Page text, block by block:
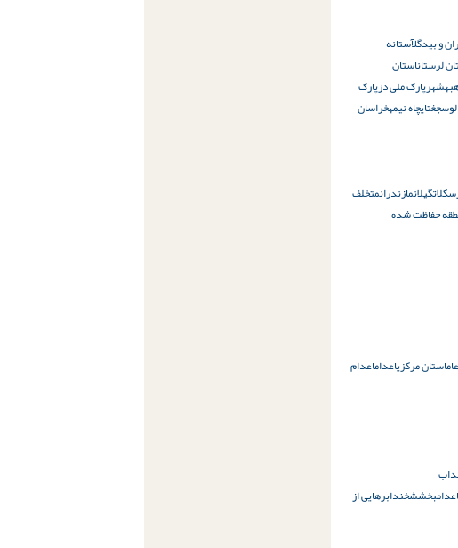
و بیدگلآستانه
لرستاناستان
بهشهرپارک ملی دزپارک
جغتایچاه نیمهخراسان
کلاتگیلانمازندرانمتخلف
حفاظت شده
استان مرکزیاعداماعدام
اعدامبخششخندابرهایی از